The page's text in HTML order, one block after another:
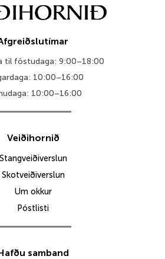
til föstudaga: 9:00–18:00
10:00–16:00
10:00–16:00
Veiðihornið
Stangveiðiverslun
Skotveiðiverslun
Um okkur
Póstlisti
samband